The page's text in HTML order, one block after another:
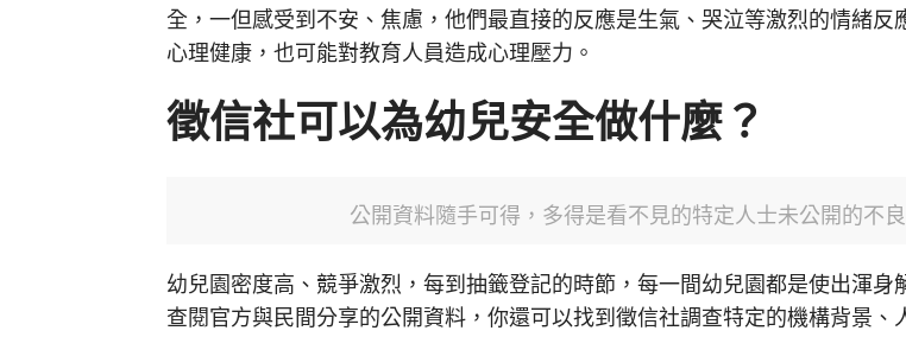
全，一但感受到不安、焦慮，他們最直接的反應是生氣、哭泣等激烈的情緒反
心理健康，也可能對教育人員造成心理壓力。
徵信社可以為幼兒安全做什麼？
公開資料隨手可得，多得是看不見的特定人士未公開的不
幼兒園密度高、競爭激烈，每到抽籤登記的時節，每一間幼兒園都是使出渾身
查閱官方與民間分享的公開資料，你還可以找到徵信社調查特定的機構背景、